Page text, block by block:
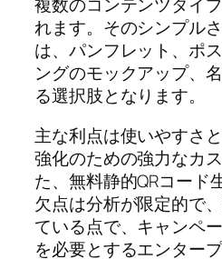
れます。そのシンプル
は、パンフレット、ポ
ングのモックアップ、
る選択肢となります。
主な利点は使いやすさ
強化のための強力なカ
た、無料静的QRコード
欠点は分析が限定的で
ている点で、キャンペ
を必要とするエンター